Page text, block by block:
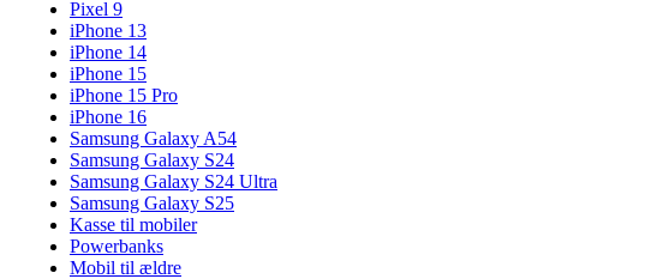
Pixel 9
iPhone 13
iPhone 14
iPhone 15
iPhone 15 Pro
iPhone 16
Samsung Galaxy A54
Samsung Galaxy S24
Samsung Galaxy S24 Ultra
Samsung Galaxy S25
Kasse til mobiler
Powerbanks
Mobil til ældre